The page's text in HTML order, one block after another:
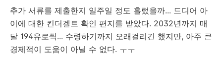
추가 서류를 제출한지 일주일 정도 흘렀을까... 드디어 아
이에 대한 킨더겔트 확인 편지를 받았다. 2032년까지 매
달 194유로씩... 수령하기까지 오래걸리긴 했지만, 아주 큰
경제적이 도움이 아닐 수 없다. ㅜㅜ